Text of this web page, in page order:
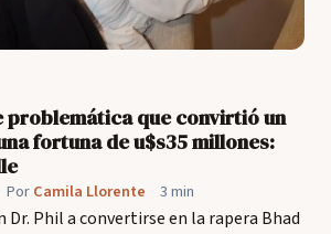
problemática que convirtió un
fortuna de u$s35 millones:
PorCamila Llorente 3 min
Dr. Phil a convertirse en la rapera Bhad